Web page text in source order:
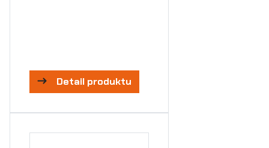
Detail produktu